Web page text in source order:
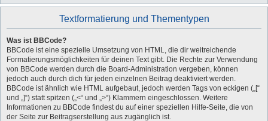
Textformatierung und Thementypen
Was ist BBCode?
BBCode ist eine spezielle Umsetzung von HTML, die dir weitreichende
Formatierungsmöglichkeiten für deinen Text gibt. Die Rechte zur Verwendung
von BBCode werden durch die Board-Administration vergeben, können
jedoch auch durch dich für jeden einzelnen Beitrag deaktiviert werden.
BBCode ist ähnlich wie HTML aufgebaut, jedoch werden Tags von eckigen („[“
und „]“) statt spitzen („<“ und „>“) Klammern eingeschlossen. Weitere
Informationen zu BBCode findest du auf einer speziellen Hilfe-Seite, die von
der Seite zur Beitragserstellung aus zugänglich ist.